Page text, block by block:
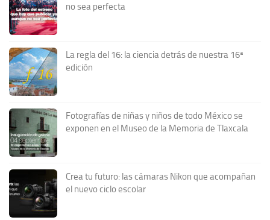
no sea perfecta
La regla del 16: la ciencia detrás de nuestra 16ª
edición
Fotografías de niñas y niños de todo México se
exponen en el Museo de la Memoria de Tlaxcala
Crea tu futuro: las cámaras Nikon que acompañan
el nuevo ciclo escolar